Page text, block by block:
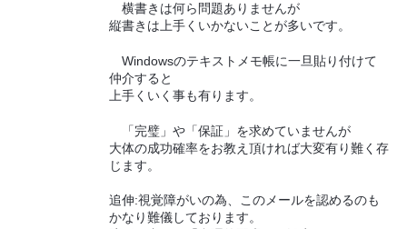
横書きは何ら問題ありませんが
縦書きは上手くいかないことが多いです。
Windowsのテキストメモ帳に一旦貼り付けて
仲介すると
上手くいく事も有ります。
「完璧」や「保証」を求めていませんが
大体の成功確率をお教え頂ければ大変有り難く存
じます。
追伸:視覚障がいの為、このメールを認めるのも
かなり難儀しております。